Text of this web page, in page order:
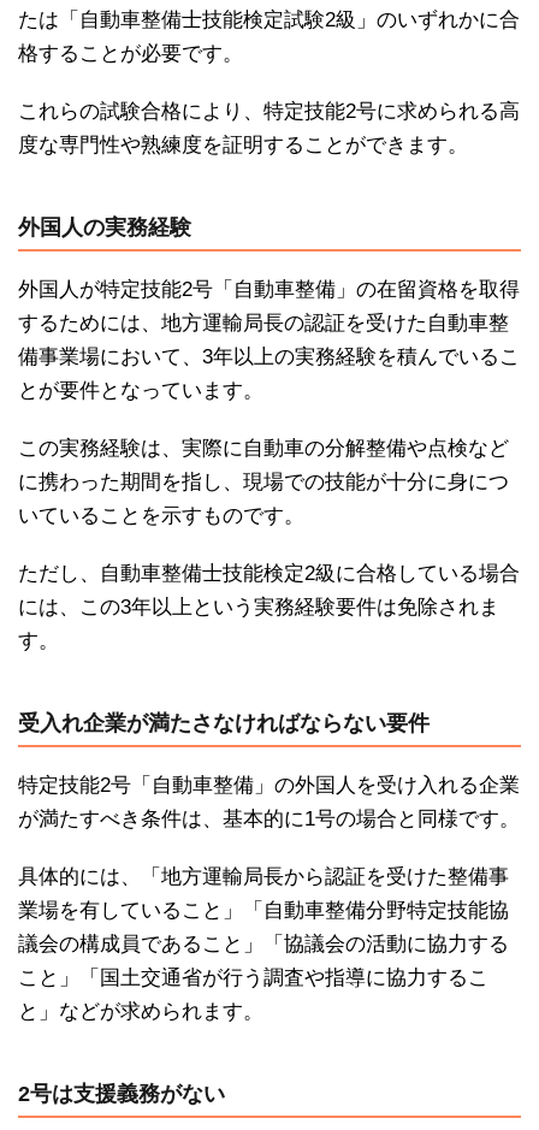
たは「自動車整備士技能検定試験2級」のいずれかに合
格することが必要です。
これらの試験合格により、特定技能2号に求められる高
度な専門性や熟練度を証明することができます。
外国人の実務経験
外国人が特定技能2号「自動車整備」の在留資格を取得
するためには、地方運輸局長の認証を受けた自動車整
備事業場において、3年以上の実務経験を積んでいるこ
とが要件となっています。
この実務経験は、実際に自動車の分解整備や点検など
に携わった期間を指し、現場での技能が十分に身につ
いていることを示すものです。
ただし、自動車整備士技能検定2級に合格している場合
には、この3年以上という実務経験要件は免除されま
す。
受入れ企業が満たさなければならない要件
特定技能2号「自動車整備」の外国人を受け入れる企業
が満たすべき条件は、基本的に1号の場合と同様です。
具体的には、「地方運輸局長から認証を受けた整備事
業場を有していること」「自動車整備分野特定技能協
議会の構成員であること」「協議会の活動に協力する
こと」「国土交通省が行う調査や指導に協力するこ
と」などが求められます。
2号は支援義務がない